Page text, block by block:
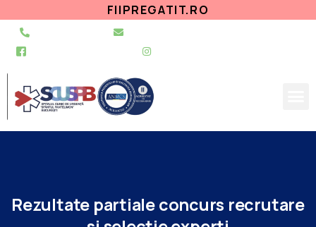
FIIPREGATIT.RO
Rezultate partialeconcurs recrutare